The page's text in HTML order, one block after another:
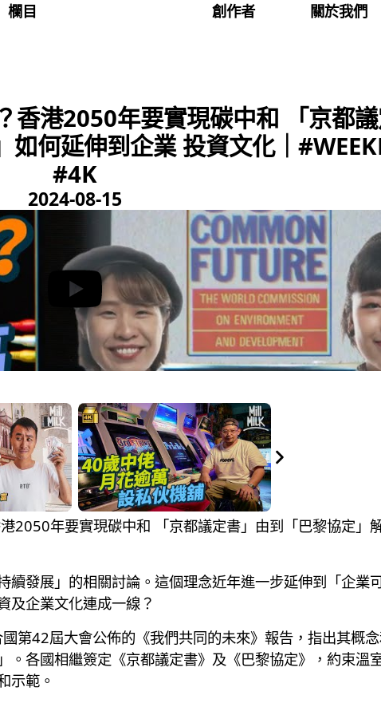
欄目 創作者 關於我們
港2050年要實現碳中和 「京都
如何延伸到企業 投資文化｜
#4K
2024-08-15
年要實現碳中和 「京都議定書」由到「巴黎協定」
發展」的相關討論。這個理念近年進一步延伸到「企業
及企業文化連成一線？
第42屆大會公佈的《我們共同的未來》報告，指出其概
各國相繼簽定《京都議定書》及《巴黎協定》，約束溫
示範。